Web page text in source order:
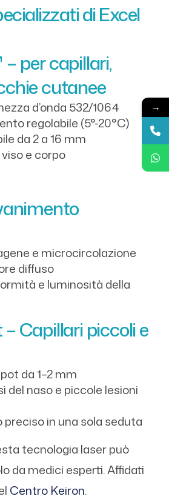
di Excel
per capillari,
cutanee
d’onda 532/1064
regolabile (5°-20°C)
da 2 a 16 mm
e corpo
e microcircolazione
diffuso
e luminosità della
Capillari piccoli e
da 1–2 mm
del naso e piccole lesioni
in una sola seduta
tecnologia laser può
da medici esperti. Affidati
Centro Keiron.
→